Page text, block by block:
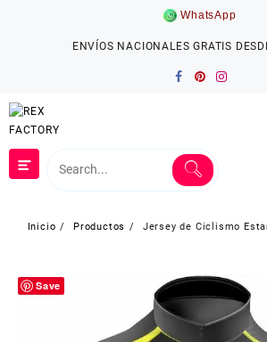
WhatsApp
ENVÍOS NACIONALES GRATIS
Inicio Productos
Jersey de Ciclismo
Save